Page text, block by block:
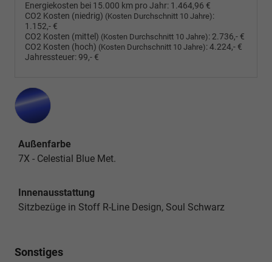
Energiekosten bei 15.000 km pro Jahr: 1.464,96 €
CO2 Kosten (niedrig) (Kosten Durchschnitt 10 Jahre):
1.152,- €
CO2 Kosten (mittel) (Kosten Durchschnitt 10 Jahre): 2.736,- €
CO2 Kosten (hoch) (Kosten Durchschnitt 10 Jahre):4.224,- €
Jahressteuer: 99,- €
Außenfarbe
7X - Celestial Blue Met.
Innenausstattung
Sitzbezüge in Stoff R-Line Design, Soul Schwarz
Sonstiges